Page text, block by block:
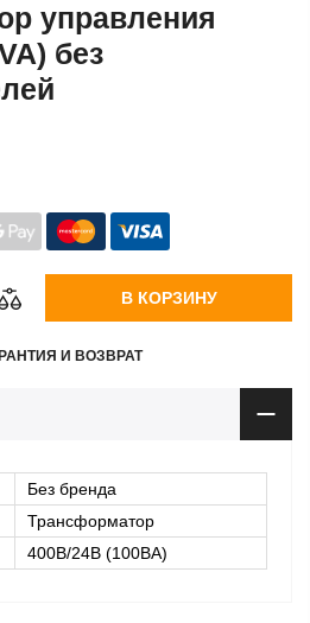
управления
без
В КОРЗИНУ
И ВОЗВРАТ
Без бренда
Трансформатор
400В/24В (100ВА)